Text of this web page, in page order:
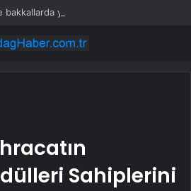
Sahiplerini